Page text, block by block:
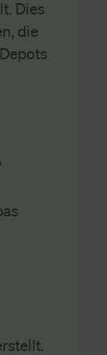
Dies
die